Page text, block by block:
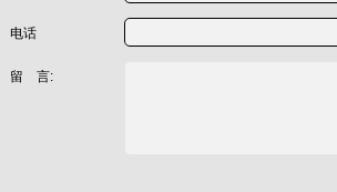
电话
留 言: